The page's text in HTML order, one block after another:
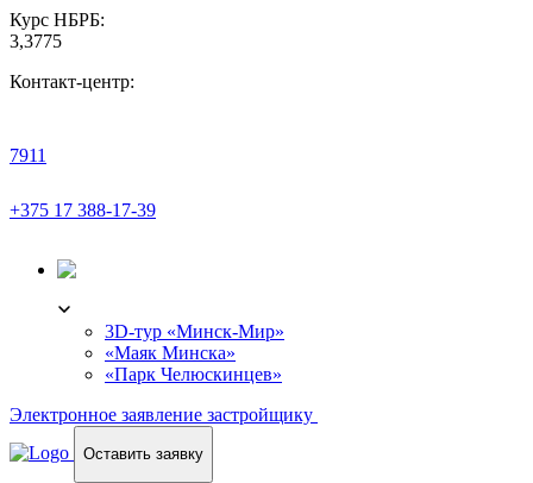
Курс НБРБ:
3,3775
Контакт-центр:
7911
+375 17 388-17-39
3D-тур «Минск-Мир»
«Маяк Минска»
«Парк Челюскинцев»
Электронное заявление застройщику
Оставить заявку